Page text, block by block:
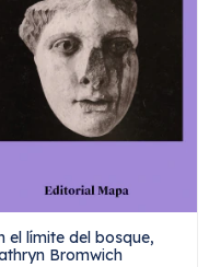
el límite del bosque,
Bromwich